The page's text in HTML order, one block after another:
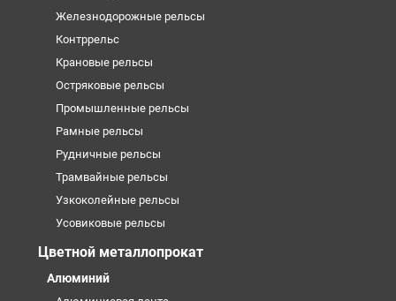
Железнодорожные рельсы
Контррельс
Крановые рельсы
Остряковые рельсы
Промышленные рельсы
Рамные рельсы
Рудничные рельсы
Трамвайные рельсы
Узкоколейные рельсы
Усовиковые рельсы
Цветной металлопрокат
Алюминий